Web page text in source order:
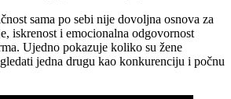
sama po sebi nije dovoljna osnova za
iskrenost i emocionalna odgovornost
Ujedno pokazuje koliko su žene
jedna drugu kao konkurenciju i počnu